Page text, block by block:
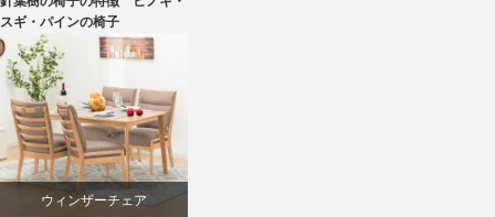
パイン
天童木工
材料
スギ・パインの椅子
ウィンザーチェア